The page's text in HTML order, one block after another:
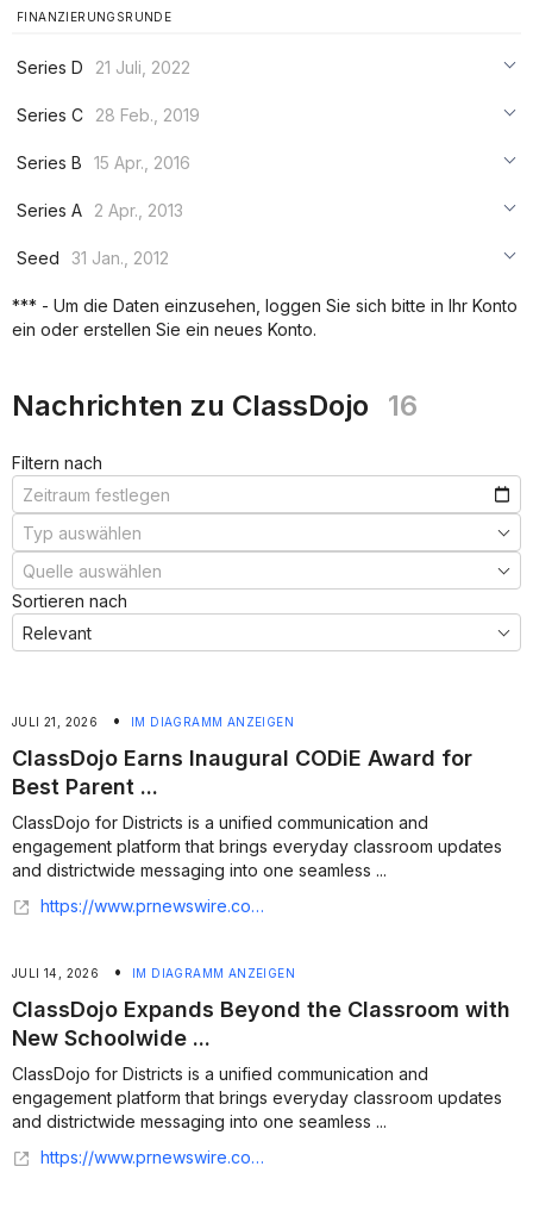
FINANZIERUNGSRUNDE
Series D
21 Juli, 2022
***
Series C
28 Feb., 2019
***
Series B
15 Apr., 2016
***
Series A
2 Apr., 2013
***
Seed
31 Jan., 2012
***
*** - Um die Daten einzusehen, loggen Sie sich bitte in Ihr Konto
ein oder erstellen Sie ein neues Konto.
Nachrichten zu ClassDojo 16
Filtern nach
Sortieren nach
JULI 21, 2026 • IM DIAGRAMM ANZEIGEN
ClassDojo Earns Inaugural CODiE Award for
Best Parent ...
ClassDojo for Districts is a unified communication and
engagement platform that brings everyday classroom updates
and districtwide messaging into one seamless ...
https://www.prnewswire.com/news-releases/classdojo-earns-inaugural-codie-award-for-best-parent-engagement-platform-302829749.html
JULI 14, 2026 • IM DIAGRAMM ANZEIGEN
ClassDojo Expands Beyond the Classroom with
New Schoolwide ...
ClassDojo for Districts is a unified communication and
engagement platform that brings everyday classroom updates
and districtwide messaging into one seamless ...
https://www.prnewswire.com/news-releases/classdojo-expands-beyond-the-classroom-with-new-schoolwide-tools-for-school-leaders-302823380.html